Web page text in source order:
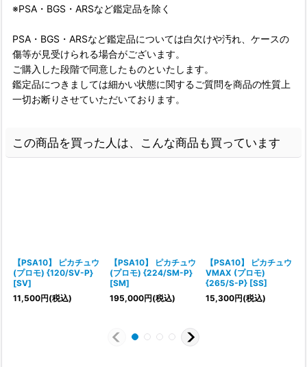
※PSA・BGS・ARSなど鑑定品を除く
PSA・BGS・ARSなど鑑定品については白欠けや汚れ、ケースの
傷等が見受けられる場合がございます。
ご購入した段階で同意したものといたします。
鑑定品につきましては細かい状態に関するご質問を商品の性質上
一切お断りさせていただいております。
この商品を買った人は、こんな商品も買っています
【PSA10】 ピカチュウ
(プロモ) {120/SV-P}
[SV]
11,500円(税込)
【PSA10】 ピカチュウ
(プロモ) {224/SM-P}
[SM]
195,000円(税込)
【PSA10】 ピカチュウ
VMAX (プロモ)
{265/S-P} [SS]
15,300円(税込)